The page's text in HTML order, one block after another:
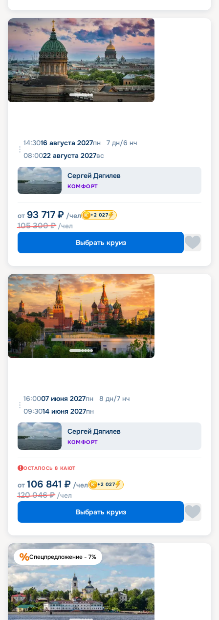
14:3016 августа 2027пн 7 дн/6 нч
08:0022 августа 2027вс
Сергей Дягилев
КОМФОРТ
от 93 717 ₽ /чел
105 300₽ /чел
+2 027
Выбрать круиз
16:0007 июня 2027пн 8 дн/7 нч
09:3014 июня 2027пн
Сергей Дягилев
КОМФОРТ
ОСТАЛОСЬ 8 КАЮТ
от 106 841 ₽ /чел
120 046₽ /чел
+2 027
Выбрать круиз
Спецпредложение - 7%